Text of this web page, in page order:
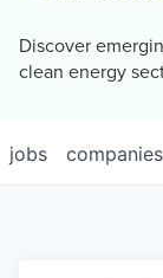
Discover
clean energy
jobs companies